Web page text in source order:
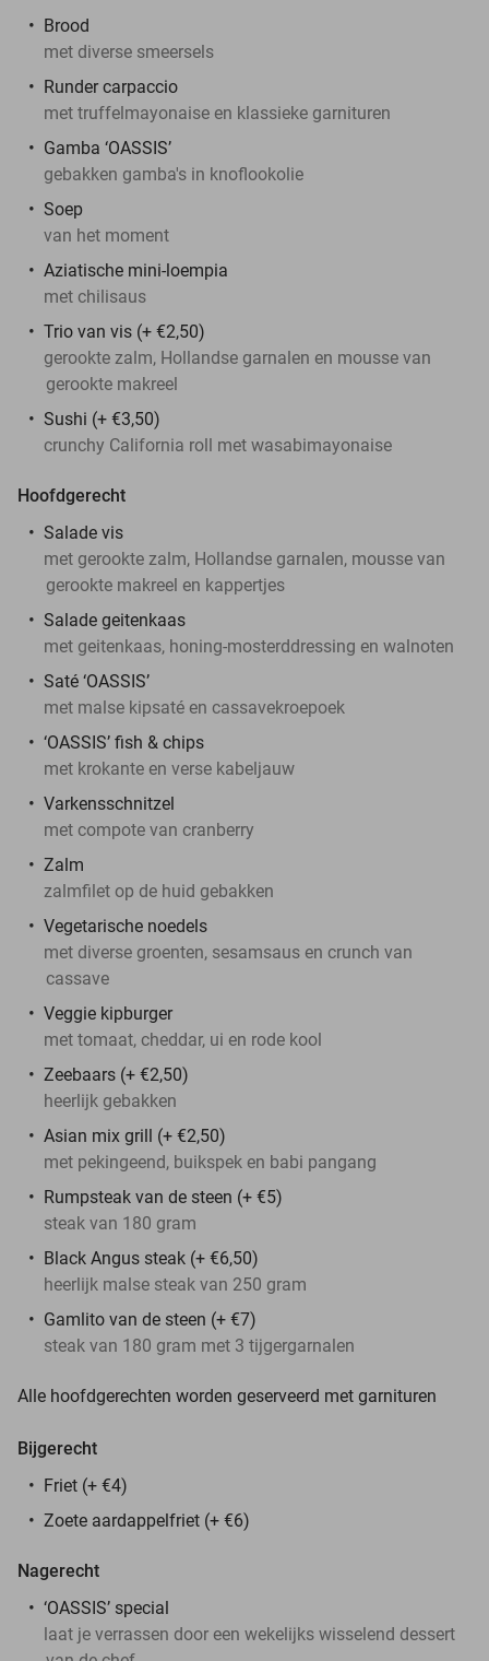
Brood
met diverse smeersels
Runder carpaccio
met truffelmayonaise en klassieke garnituren
Gamba ‘OASSIS’
gebakken gamba's in knoflookolie
Soep
van het moment
Aziatische mini-loempia
met chilisaus
Trio van vis (+ €2,50)
gerookte zalm, Hollandse garnalen en mousse van
gerookte makreel
Sushi (+ €3,50)
crunchy California roll met wasabimayonaise
Hoofdgerecht
Salade vis
met gerookte zalm, Hollandse garnalen, mousse van
gerookte makreel en kappertjes
Salade geitenkaas
met geitenkaas, honing-mosterddressing en walnoten
Saté ‘OASSIS’
met malse kipsaté en cassavekroepoek
‘OASSIS’ fish & chips
met krokante en verse kabeljauw
Varkensschnitzel
met compote van cranberry
Zalm
zalmfilet op de huid gebakken
Vegetarische noedels
met diverse groenten, sesamsaus en crunch van
cassave
Veggie kipburger
met tomaat, cheddar, ui en rode kool
Zeebaars (+ €2,50)
heerlijk gebakken
Asian mix grill (+ €2,50)
met pekingeend, buikspek en babi pangang
Rumpsteak van de steen (+ €5)
steak van 180 gram
Black Angus steak (+ €6,50)
heerlijk malse steak van 250 gram
Gamlito van de steen (+ €7)
steak van 180 gram met 3 tijgergarnalen
Alle hoofdgerechten worden geserveerd met garnituren
Bijgerecht
Friet (+ €4)
Zoete aardappelfriet (+ €6)
Nagerecht
‘OASSIS’ special
laat je verrassen door een wekelijks wisselend dessert